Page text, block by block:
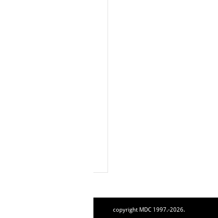
copyright MDC 1997.-2026.